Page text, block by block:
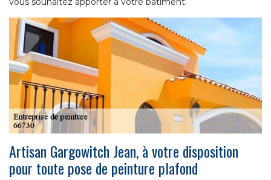
Artisan Gargowitch Jean, à votre disposition
pour toute pose de peinture plafond